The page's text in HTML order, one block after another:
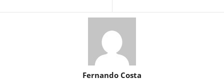
Fernando Costa